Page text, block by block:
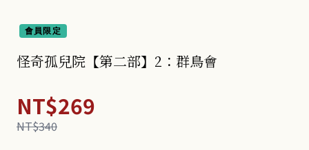
會員限定
怪奇孤兒院【第二部】2：群鳥會
NT$269
NT$340